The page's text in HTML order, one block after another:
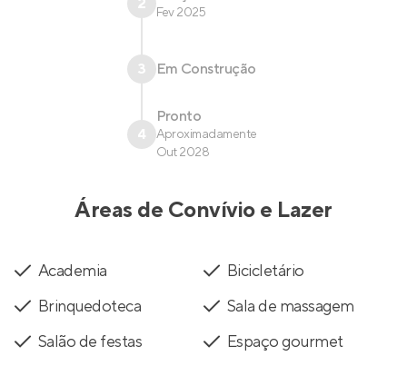
2 Fev 2025
3 Em Construção
4
Pronto
Aproximadamente
Out 2028
Áreas de Convívio e Lazer
Academia
Bicicletário
Brinquedoteca
Sala de massagem
Salão de festas
Espaço gourmet